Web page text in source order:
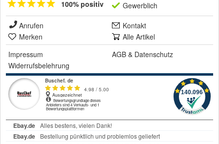
100% positiv
Gewerblich
Anrufen
Kontakt
Merken
Alle Artikel
Impressum
AGB & Datenschutz
Widerrufsbelehrung